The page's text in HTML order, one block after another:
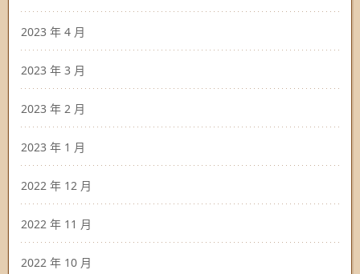
2023 年 4 月
2023 年 3 月
2023 年 2 月
2023 年 1 月
2022 年 12 月
2022 年 11 月
2022 年 10 月